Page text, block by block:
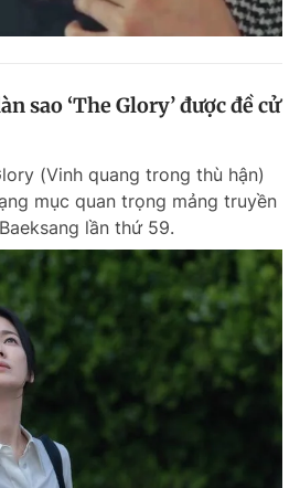
sao ‘The Glory’ được đề cử
(Vinh quang trong thù hận)
mục quan trọng mảng truyền
lần thứ 59.